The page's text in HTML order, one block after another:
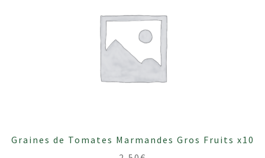
Graines de Tomates Marmandes Gros Fruits x10